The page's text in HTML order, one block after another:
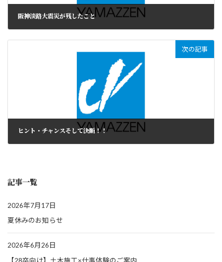
阪神淡路大震災が残したこと
次の記事
ヒント・チャンスそして決断！！
記事一覧
2026年7月17日
夏休みのお知らせ
2026年6月26日
【28卒向け】土木施工×仕事体験のご案内